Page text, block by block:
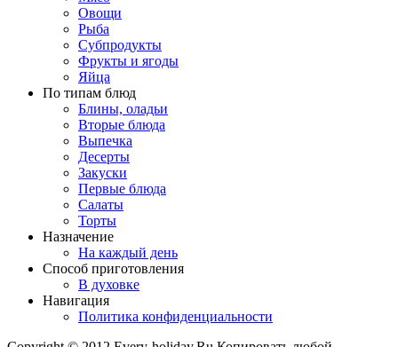
Овощи
Рыба
Субпродукты
Фрукты и ягоды
Яйца
По типам блюд
Блины, оладьи
Вторые блюда
Выпечка
Десерты
Закуски
Первые блюда
Салаты
Торты
Назначение
На каждый день
Способ приготовления
В духовке
Навигация
Политика конфиденциальности